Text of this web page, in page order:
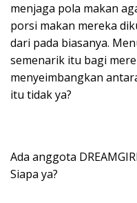
menjaga pola makan
porsi makan mereka
dari pada biasanya.
semenarik itu bagi
menyeimbangkan
itu tidak ya?
Ada anggota
Siapa ya?